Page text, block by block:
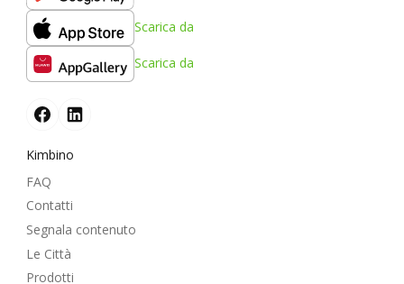
Scarica da
Scarica da
Kimbino
FAQ
Contatti
Segnala contenuto
Le Città
Prodotti